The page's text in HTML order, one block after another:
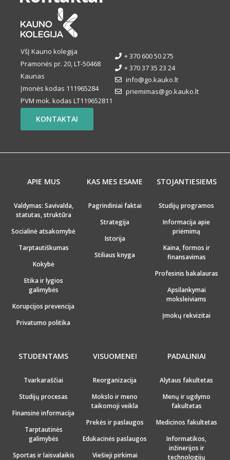
VšĮ Kauno kolegija
Pramonės pr. 20, LT-50468
Kaunas
Įmonės kodas 111965284
PVM mok. kodas LT119652811
+ 370 600 50 275
+ 370 37 35 23 24
info@go.kauko.lt
priemimas@go.kauko.lt
KONTAKTAI
APIE MUS
Valdymas: Savivalda,
statutas, struktūra
Socialinė atsakomybė
Tarptautiškumas
Kokybė
Etika ir lygios
galimybės
Korupcijos prevencija
Privatumo politika
KAS MES ESAME
Pagrindiniai faktai
Strategija
Istorija
Stiliaus knyga
STOJANTIESIEMS
Studijų programos
Informacija apie
priėmimą
Kaina, formos ir
finansavimas
Profesinis bakalauras
Apsilankymai
moksleiviams
Įmokų rekvizitai
STUDENTAMS
Tvarkaraščiai
Studijų procesas
Finansinė informacija
Tarptautinės
galimybės
Sportas ir laisvalaikis
VISUOMENEI
Reorganizacija
Mokslo ir meno
taikomoji veikla
Prekės ir paslaugos
Edukacinės paslaugos
Viešieji pirkimai
PADALINIAI
Alytaus fakultetas
Menų ir ugdymo
fakultetas
Medicinos fakultetas
Informatikos,
inžinerijos ir
technologijų